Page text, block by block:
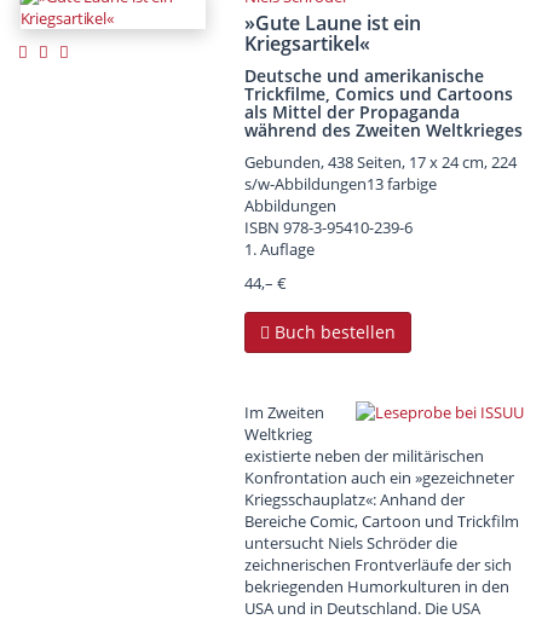
»Gute Laune ist ein
Kriegsartikel«
Deutsche und amerikanische
Trickfilme, Comics und Cartoons
als Mittel der Propaganda
während des Zweiten Weltkrieges
Gebunden, 438 Seiten, 17 x 24 cm, 224
s/w-Abbildungen13 farbige
Abbildungen
ISBN 978-3-95410-239-6
1. Auflage
44,– €
Buch bestellen
Im Zweiten
Weltkrieg
existierte neben der militärischen
Konfrontation auch ein »gezeichneter
Kriegsschauplatz«: Anhand der
Bereiche Comic, Cartoon und Trickfilm
untersucht Niels Schröder die
zeichnerischen Frontverläufe der sich
bekriegenden Humorkulturen in den
USA und in Deutschland. Die USA